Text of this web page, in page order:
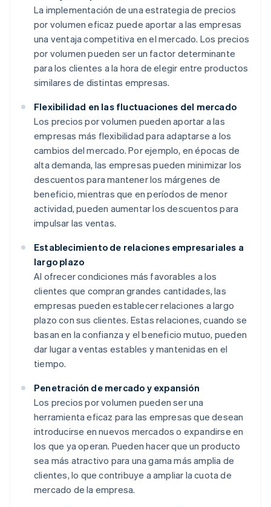
La implementación de una estrategia de precios
por volumen eficaz puede aportar a las empresas
una ventaja competitiva en el mercado. Los precios
por volumen pueden ser un factor determinante
para los clientes a la hora de elegir entre productos
similares de distintas empresas.
Flexibilidad en las fluctuaciones del mercado
Los precios por volumen pueden aportar a las
empresas más flexibilidad para adaptarse a los
cambios del mercado. Por ejemplo, en épocas de
alta demanda, las empresas pueden minimizar los
descuentos para mantener los márgenes de
beneficio, mientras que en períodos de menor
actividad, pueden aumentar los descuentos para
impulsar las ventas.
Establecimiento de relaciones empresariales a
largo plazo
Al ofrecer condiciones más favorables a los
clientes que compran grandes cantidades, las
empresas pueden establecer relaciones a largo
plazo con sus clientes. Estas relaciones, cuando se
basan en la confianza y el beneficio mutuo, pueden
dar lugar a ventas estables y mantenidas en el
tiempo.
Penetración de mercado y expansión
Los precios por volumen pueden ser una
herramienta eficaz para las empresas que desean
introducirse en nuevos mercados o expandirse en
los que ya operan. Pueden hacer que un producto
sea más atractivo para una gama más amplia de
clientes, lo que contribuye a ampliar la cuota de
mercado de la empresa.